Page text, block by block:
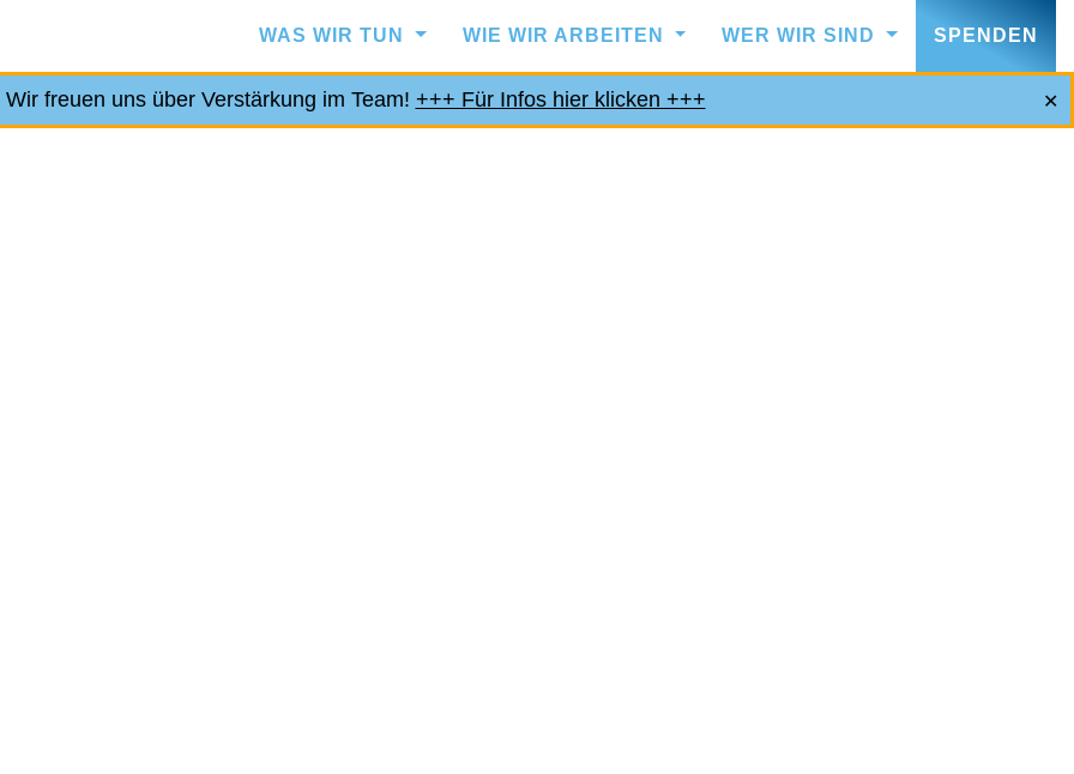
freuen uns über Verstärkung im Team! +++ Für Infos hier klicken +++ ✕
WAS WIR TUN WIE WIR ARBEITEN WER WIR SIND SPENDEN